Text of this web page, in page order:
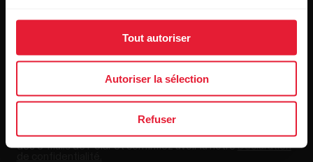
Tout autoriser
Autoriser la sélection
Refuser
En cliquant sur « Je m'abonne », vous acceptez de recevoir
des e-mails de Polar et confirmez avoir lu notreDéclaration